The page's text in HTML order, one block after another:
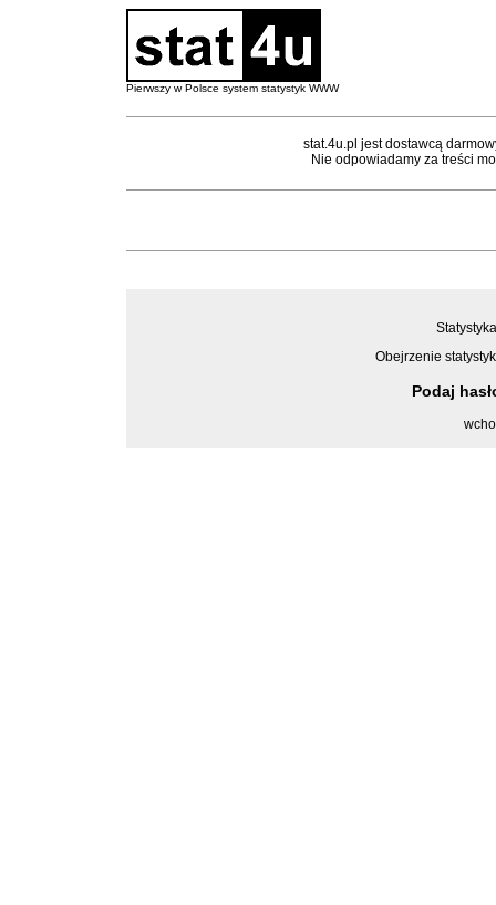
Pierwszy w Polsce system statystyk WWW
stat.4u.pl jest dostawcą
Nie odpowiadamy za treści
Obejrzenie
Podaj